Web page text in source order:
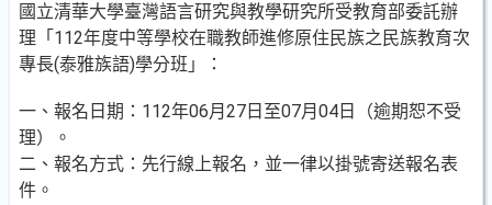
國立清華大學臺灣語言研究與教學研究所受教育部委託辦
理「112年度中等學校在職教師進修原住民族之民族教育次
專長(泰雅族語)學分班」：
一、報名日期：112年06月27日至07月04日（逾期恕不受
理）。
二、報名方式：先行線上報名，並一律以掛號寄送報名表
件。